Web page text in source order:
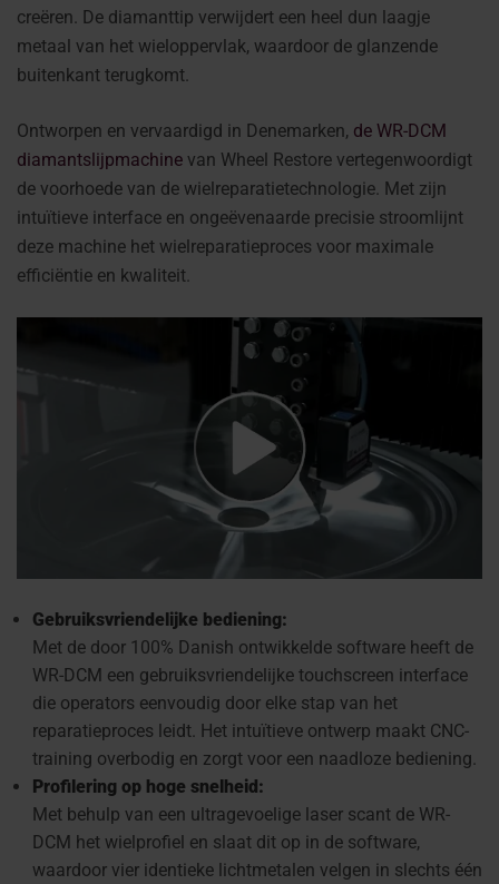
creëren. De diamanttip verwijdert een heel dun laagje
metaal van het wieloppervlak, waardoor de glanzende
buitenkant terugkomt.
Ontworpen en vervaardigd in Denemarken, de WR-DCM
diamantslijpmachine van Wheel Restore vertegenwoordigt
de voorhoede van de wielreparatietechnologie. Met zijn
intuïtieve interface en ongeëvenaarde precisie stroomlijnt
deze machine het wielreparatieproces voor maximale
efficiëntie en kwaliteit.
Gebruiksvriendelijke bediening:
Met de door 100% Danish ontwikkelde software heeft de
WR-DCM een gebruiksvriendelijke touchscreen interface
die operators eenvoudig door elke stap van het
reparatieproces leidt. Het intuïtieve ontwerp maakt CNC-
training overbodig en zorgt voor een naadloze bediening.
Profilering op hoge snelheid:
Met behulp van een ultragevoelige laser scant de WR-
DCM het wielprofiel en slaat dit op in de software,
waardoor vier identieke lichtmetalen velgen in slechts één